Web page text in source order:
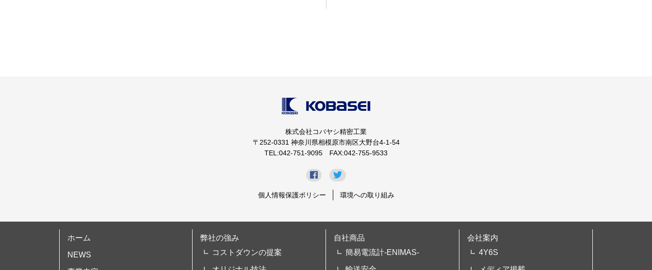
株式会社コバヤシ精密工業
〒252-0331 神奈川県相模原市南区大野台4-1-54
TEL:042-751-9095 FAX:042-755-9533
個人情報保護ポリシー 環境への取り組み
ホーム
NEWS
弊社の強み
コストダウンの提案
自社商品
簡易電流計-ENIMAS-
会社案内
4Y6S